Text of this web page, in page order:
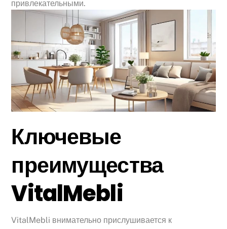
привлекательными.
Ключевые
преимущества
VitalMebli
VitalMebli внимательно прислушивается к